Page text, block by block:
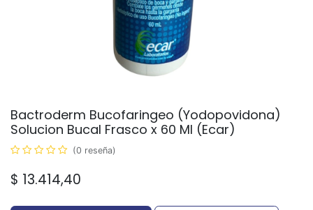
Bactroderm Bucofaringeo (Yodopovidona)
Solucion Bucal Frasco x 60 Ml (Ecar)
(0 reseña)
$ 13.414,40